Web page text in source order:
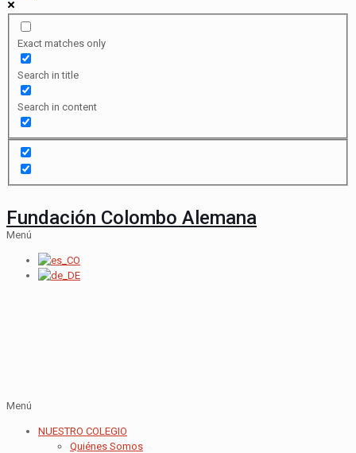
Exact matches only
Search in title
Search in content
Fundación Colombo Alemana
Menú
Menú
NUESTRO COLEGIO
Quiénes Somos